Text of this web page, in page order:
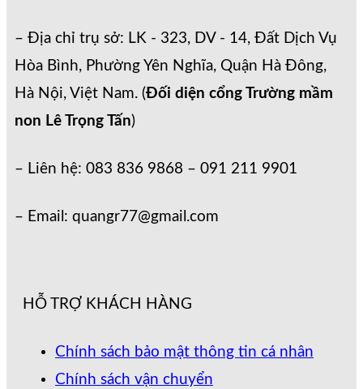
– Địa chỉ trụ sở: LK - 323, DV - 14, Đất Dịch Vụ
Hòa Bình, Phường Yên Nghĩa, Quận Hà Đông,
Hà Nội, Việt Nam. (Đối diện cổng Trường mầm
non Lê Trọng Tấn)
– Liên hệ: 083 836 9868 – 091 211 9901
– Email: quangr77@gmail.com
HỖ TRỢ KHÁCH HÀNG
Chính sách bảo mật thông tin cá nhân
Chính sách vận chuyển